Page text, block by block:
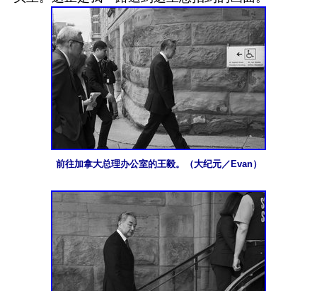
前往加拿大总理办公室的王毅。（大纪元／Evan）